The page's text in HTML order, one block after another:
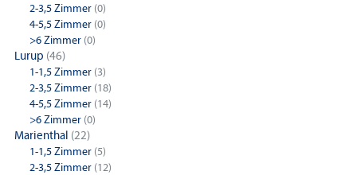
2-3,5 Zimmer (0)
4-5,5 Zimmer (0)
>6 Zimmer (0)
Lurup (46)
1-1,5 Zimmer (3)
2-3,5 Zimmer (18)
4-5,5 Zimmer (14)
>6 Zimmer (0)
Marienthal (22)
1-1,5 Zimmer (5)
2-3,5 Zimmer (12)